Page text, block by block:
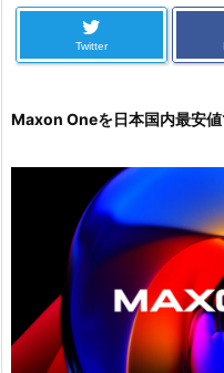
Twitter
Maxon Oneを日本国内最安値